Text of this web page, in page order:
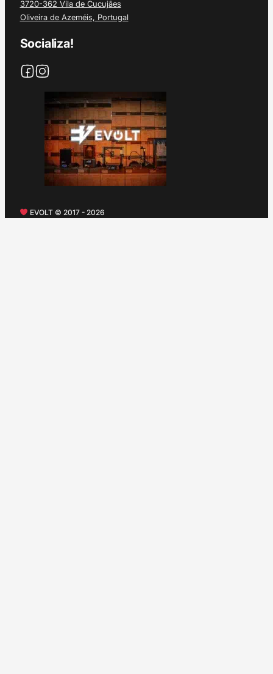
3720-362 Vila de Cucujães
Oliveira de Azeméis, Portugal
Socializa!
EVOLT © 2017 - 2026